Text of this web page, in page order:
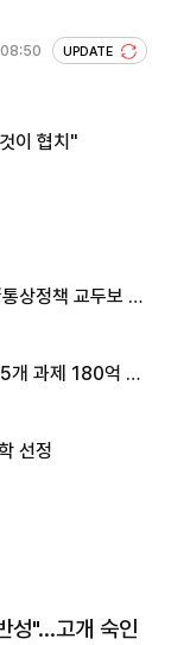
UPDATE
이 협치"
상정책 교두보 활
개 과제 180억 지
선정
성"…고개 숙인